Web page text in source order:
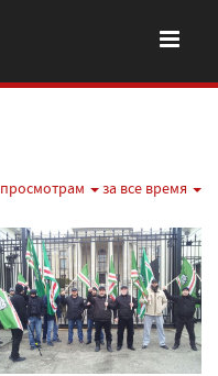
просмотрам за все время